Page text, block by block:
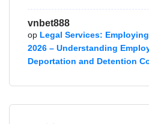
vnbet888
op Legal Services:
2026 – Understanding
Deportation and Detention